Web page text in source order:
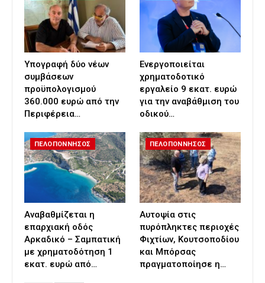
Υπογραφή δύο νέων
συμβάσεων
προϋπολογισμού
360.000 ευρώ από την
Περιφέρεια…
Ενεργοποιείται
χρηματοδοτικό
εργαλείο 9 εκατ. ευρώ
για την αναβάθμιση του
οδικού…
ΠΕΛΟΠΟΝΝΗΣΟΣ
Αναβαθμίζεται η
επαρχιακή οδός
Αρκαδικό – Σαμπατική
με χρηματοδότηση 1
εκατ. ευρώ από…
ΠΕΛΟΠΟΝΝΗΣΟΣ
Αυτοψία στις
πυρόπληκτες περιοχές
Φιχτίων, Κουτσοποδίου
και Μπόρσας
πραγματοποίησε η…